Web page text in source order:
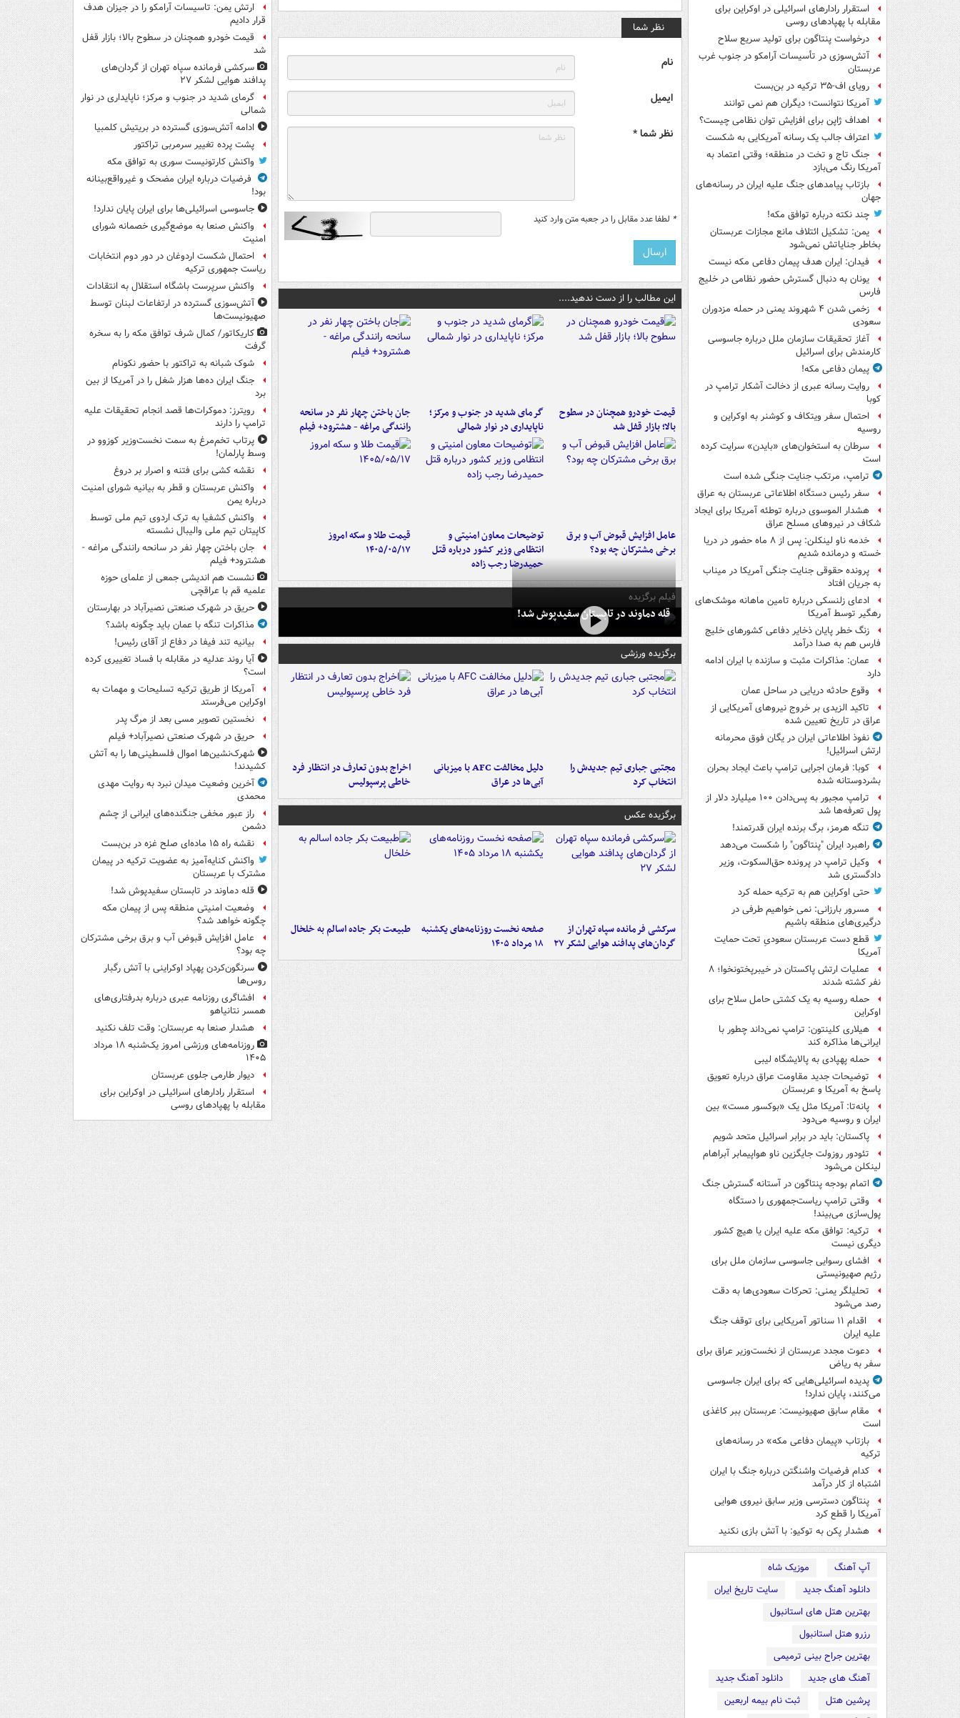
استقرار رادارهای اسرائیلی در اوکراین برای
مقابله با پهپادهای روسی
درخواست پنتاگون برای تولید سریع سلاح
آتش‌سوزی در تأسیسات آرامکو در جنوب غرب
عربستان
رویای اف-۳۵ ترکیه در بن‌بست
آمریکا نتوانست؛ دیگران هم نمی توانند
اهداف ژاپن برای افزایش توان نظامی چیست؟
اعتراف جالب یک رسانه آمریکایی به شکست
جنگ تاج و تخت در منطقه؛ وقتی اعتماد به
آمریکا رنگ می‌بازد
بازتاب پیامدهای جنگ علیه ایران در رسانه‌های
جهان
چند نکته درباره توافق مکه!
یمن: تشکیل ائتلاف مانع مجازات عربستان
بخاطر جنایاتش نمی‌شود
فیدان: ایران هدف پیمان دفاعی مکه نیست
یونان به دنبال گسترش حضور نظامی در خلیج
فارس
زخمی شدن ۴ شهروند یمنی در حمله مزدوران
سعودی
آغاز تحقیقات سازمان ملل درباره جاسوسی
کارمندش برای اسرائیل
پیمان دفاعی مکه!
روایت رسانه عبری از دخالت آشکار ترامپ در
کوبا
احتمال سفر ویتکاف و کوشنر به اوکراین و
روسیه
سرطان به استخوان‌های «بایدن» سرایت کرده
است
ترامپ، مرتکب جنایت جنگی شده است
سفر رئیس دستگاه اطلاعاتی عربستان به عراق
هشدار الموسوی درباره توطئه آمریکا برای ایجاد
شکاف در نیروهای مسلح عراق
خدمه ناو لینکلن: پس از ۸ ماه حضور در دریا
خسته و درمانده‌ شدیم
پرونده حقوقی جنایت جنگی آمریکا در میناب
به جریان افتاد
ادعای زلنسکی درباره تامین ماهانه موشک‌های
رهگیر توسط آمریکا
زنگ خطر پایان ذخایر دفاعی کشورهای خلیج
فارس هم به صدا درآمد
عمان: مذاکرات مثبت و سازنده با ایران ادامه
دارد
وقوع حادثه دریایی در ساحل عمان
تاکید الزیدی بر خروج نیروهای آمریکایی از
عراق در تاریخ تعیین شده
نفوذ اطلاعاتی ایران در یگان فوق محرمانه
ارتش اسرائیل!
کوبا: فرمان اجرایی ترامپ باعث ایجاد بحران
بشردوستانه شده
ترامپ مجبور به پس‌دادن ۱۰۰ میلیارد دلار از
پول تعرفه‌ها شد
تنگه هرمز، برگ برنده ایران قدرتمند!
راهبرد ایران "پنتاگون" را شکست می‌دهد
وکیل ترامپ در پرونده حق‌السکوت، وزیر
دادگستری شد
حتی اوکراین هم به ترکیه حمله کرد
مسرور بارزانی: نمی خواهیم طرفی در
درگیری‌های منطقه باشیم
قطع دست عربستان سعودیِ تحت حمایت
آمریکا
عملیات ارتش پاکستان در خیبرپختونخوا؛ ۸
نفر کشته شدند
حمله روسیه به یک کشتی حامل سلاح برای
اوکراین
هیلاری کلینتون: ترامپ نمی‌داند چطور با
ایرانی‌ها مذاکره کند
حمله پهپادی به پالایشگاه لیبی
توضیحات جدید مقاومت عراق درباره تعویق
پاسخ به آمریکا و عربستان
پانه‌تا: آمریکا مثل یک «بوکسور مست» بین
ایران و روسیه می‌دود
پاکستان: باید در برابر اسرائیل متحد شویم
تئودور روزولت جایگزین ناو هواپیمابر آبراهام
لینکلن می‌شود
اتمام بودجه پنتاگون در آستانه گسترش جنگ
وقتی ترامپ ریاست‌جمهوری را دستگاه
پول‌سازی می‌بیند!
ترکیه: توافق مکه علیه ایران یا هیچ کشور
دیگری نیست
افشای رسوایی جاسوسی سازمان ملل برای
رژیم صهیونیستی
تحلیلگر یمنی: تحرکات سعودی‌ها به دقت
رصد می‌شود
اقدام ۱۱ سناتور آمریکایی برای توقف جنگ
علیه ایران
دعوت مجدد عربستان از نخست‌وزیر عراق برای
سفر به ریاض
پدیده اسرائیلی‌هایی که برای ایران جاسوسی
می‌کنند، پایان ندارد!
مقام سابق صهیونیست: عربستان ببر کاغذی
است
بازتاب «پیمان دفاعی مکه» در رسانه‌های
ترکیه
کدام فرضیات واشنگتن درباره جنگ با ایران
اشتباه از کار درآمد
پنتاگون دسترسی وزیر سابق نیروی هوایی
آمریکا را قطع کرد
هشدار پکن به توکیو: با آتش بازی نکنید
آپ آهنگ
موزیک شاه
دانلود آهنگ جدید
سایت تاریخ ایران
بهترین هتل های استانبول
رزرو هتل استانبول
بهترین جراح بینی ترمیمی
آهنگ های جدید
دانلود آهنگ جدید
پرشین هتل
ثبت نام بیمه اربعین
نظر شما
نام
ایمیل
نظر شما *
* لطفا عدد مقابل را در جعبه متن وارد کنید
این مطالب را از دست ندهید....
قیمت خودرو همچنان در سطوح
بالا؛ بازار قفل شد
گرمای شدید در جنوب و مرکز؛
ناپایداری در نوار شمالی
جان باختن چهار نفر در سانحه
رانندگی مراغه - هشترود+ فیلم
عامل افزایش قبوض آب و برق
برخی مشترکان چه بود؟
توضیحات معاون امنیتی و
انتظامی وزیر کشور درباره قتل
حمیدرضا رجب زاده
قیمت طلا و سکه امروز
۱۴۰۵/۰۵/۱۷
فیلم برگزیده
قله دماوند در تابستان سفیدپوش شد!
برگزیده ورزشی
مجتبی جباری تیم جدیدش را
انتخاب کرد
دلیل مخالفت AFC با میزبانی
آبی‌ها در عراق
اخراج بدون تعارف در انتظار فرد
خاطی پرسپولیس
برگزیده عکس
سرکشی فرمانده سپاه تهران از
گردان‌های پدافند هوایی لشکر ۲۷
صفحه نخست روزنامه‌های یکشنبه
۱۸ مرداد ۱۴۰۵
طبیعت بکر جاده اسالم به خلخال
ارتش یمن: تاسیسات آرامکو را در جیزان هدف
قرار دادیم
قیمت خودرو همچنان در سطوح بالا؛ بازار قفل
شد
سرکشی فرمانده سپاه تهران از گردان‌های
پدافند هوایی لشکر ۲۷
گرمای شدید در جنوب و مرکز؛ ناپایداری در نوار
شمالی
ادامه آتش‌سوزی گسترده در بریتیش کلمبیا
پشت پرده تغییر سرمربی تراکتور
واکنش کارتونیست سوری به توافق مکه
فرضیات درباره ایران مضحک و غیرواقع‌بینانه
بود!
جاسوسی اسرائیلی‌ها برای ایران پایان ندارد!
واکنش صنعا به موضع‌گیری خصمانه شورای
امنیت
احتمال شکست اردوغان در دور دوم انتخابات
ریاست جمهوری ترکیه
واکنش سرپرست باشگاه استقلال به انتقادات
آتش‌سوزی گسترده در ارتفاعات لبنان توسط
صهیونیست‌ها
کاریکاتور/ کمال شرف توافق مکه را به سخره
گرفت
شوک شبانه به تراکتور با حضور نکونام
جنگ ایران ده‌ها هزار شغل را در آمریکا از بین
برد
رویترز: دموکرات‌ها قصد انجام تحقیقات علیه
ترامپ را دارند
پرتاب تخم‌مرغ به سمت نخست‌وزیر کوزوو در
وسط پارلمان!
نقشه کشی برای فتنه و اصرار بر دروغ
واکنش عربستان و قطر به بیانیه شورای امنیت
درباره یمن
واکنش کشفیا به ترک اردوی تیم ملی توسط
کاپیتان تیم ملی والیبال نشسته
جان باختن چهار نفر در سانحه رانندگی مراغه -
هشترود+ فیلم
نشست هم اندیشی جمعی از علمای حوزه
علمیه قم با عراقچی
حریق در شهرک صنعتی نصیرآباد در بهارستان
مذاکرات تنگه با عمان باید چگونه باشد؟
بیانیه تند فیفا در دفاع از آقای رئیس!
آیا روند عدلیه در مقابله با فساد تغییری کرده
است؟
آمریکا از طریق ترکیه تسلیحات و مهمات به
اوکراین می‌فرستد
نخستین تصویر مسی بعد از مرگ پدر
حریق در شهرک صنعتی نصیرآباد+ فیلم
شهرک‌نشین‌ها اموال فلسطینی‌ها را به آتش
کشیدند!
آخرین وضعیت میدان نبرد به روایت مهدی
محمدی
راز عبور مخفی جنگنده‌های ایرانی از چشم
دشمن
نقشه راه ۱۵ ماده‌ای صلح غزه در بن‌بست
واکنش کنایه‌آمیز به عضویت ترکیه در پیمان
مشترک با عربستان
قله دماوند در تابستان سفیدپوش شد!
وضعیت امنیتی منطقه پس از پیمان مکه
چگونه خواهد شد؟
عامل افزایش قبوض آب و برق برخی مشترکان
چه بود؟
سرنگون‌کردن پهپاد اوکراینی با آتش رگبار
روس‌ها
افشاگری روزنامه عبری درباره بدرفتاری‌های
همسر نتانیاهو
هشدار صنعا به عربستان: وقت تلف نکنید
روزنامه‌های ورزشی امروز یک‌شنبه ۱۸ مرداد
۱۴۰۵
دیوار طارمی جلوی عربستان
استقرار رادارهای اسرائیلی در اوکراین برای
مقابله با پهپادهای روسی